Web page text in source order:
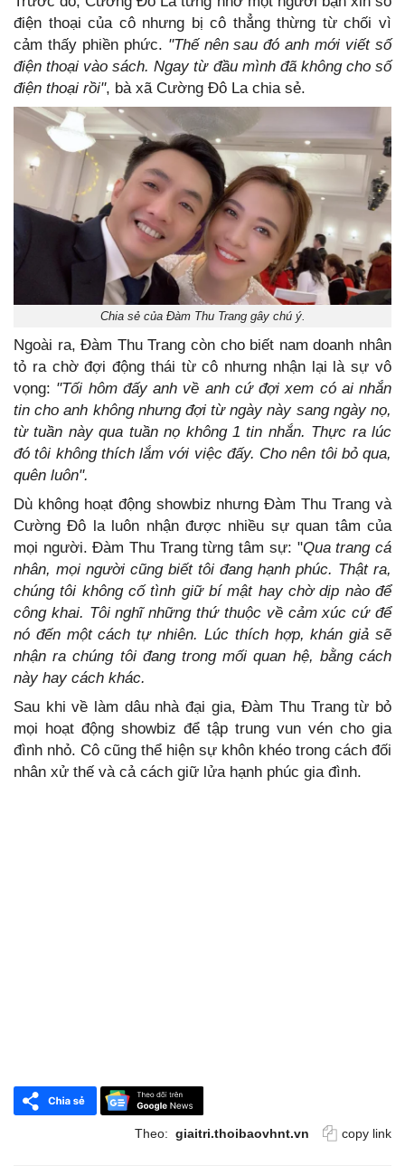
điện thoại của cô nhưng bị cô thẳng thừng từ chối vì
cảm thấy phiền phức. "Thế nên sau đó anh mới viết số
điện thoại vào sách. Ngay từ đầu mình đã không cho số
điện thoại rồi", bà xã Cường Đô La chia sẻ.
Chia sẻ của Đàm Thu Trang gây chú ý.
Ngoài ra, Đàm Thu Trang còn cho biết nam doanh nhân
tỏ ra chờ đợi động thái từ cô nhưng nhận lại là sự vô
vọng: "Tối hôm đấy anh về anh cứ đợi xem có ai nhắn
tin cho anh không nhưng đợi từ ngày này sang ngày nọ,
từ tuần này qua tuần nọ không 1 tin nhắn. Thực ra lúc
đó tôi không thích lắm với việc đấy. Cho nên tôi bỏ qua,
quên luôn".
Dù không hoạt động showbiz nhưng Đàm Thu Trang và
Cường Đô la luôn nhận được nhiều sự quan tâm của
mọi người. Đàm Thu Trang từng tâm sự: "Qua trang cá
nhân, mọi người cũng biết tôi đang hạnh phúc. Thật ra,
chúng tôi không cố tình giữ bí mật hay chờ dịp nào để
công khai. Tôi nghĩ những thứ thuộc về cảm xúc cứ để
nó đến một cách tự nhiên. Lúc thích hợp, khán giả sẽ
nhận ra chúng tôi đang trong mối quan hệ, bằng cách
này hay cách khác.
Sau khi về làm dâu nhà đại gia, Đàm Thu Trang từ bỏ
mọi hoạt động showbiz để tập trung vun vén cho gia
đình nhỏ. Cô cũng thể hiện sự khôn khéo trong cách đối
nhân xử thế và cả cách giữ lửa hạnh phúc gia đình.
Theo: giaitri.thoibaovhnt.vn copy link